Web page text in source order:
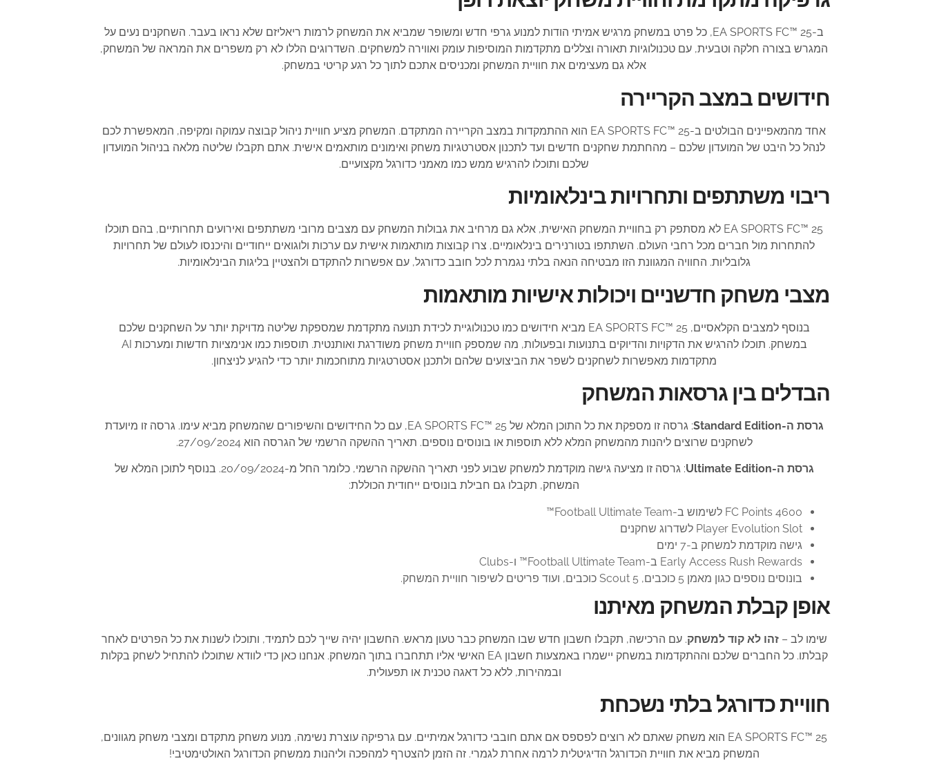
ב-EA SPORTS FC™ 25, כל פרט במשחק מרגיש אמיתי הודות למנוע גרפי חדש ומשופר שמביא את המשחק לרמות ריאליזם שלא נראו בעבר. השחקנים נעים על
המגרש בצורה חלקה וטבעית, עם טכנולוגיות תאורה וצללים מתקדמות המוסיפות עומק ואווירה למשחקים. השדרוגים הללו לא רק משפרים את המראה של המשחק,
אלא גם מעצימים את חוויית המשחק ומכניסים אתכם לתוך כל רגע קריטי במשחק.
חידושים במצב הקריירה
אחד מהמאפיינים הבולטים ב-EA SPORTS FC™ 25 הוא ההתמקדות במצב הקריירה המתקדם. המשחק מציע חוויית ניהול קבוצה עמוקה ומקיפה, המאפשרת לכם
לנהל כל היבט של המועדון שלכם – מהחתמת שחקנים חדשים ועד לתכנון אסטרטגיות משחק ואימונים מותאמים אישית. אתם תקבלו שליטה מלאה בניהול המועדון
שלכם ותוכלו להרגיש ממש כמו מאמני כדורגל מקצועיים.
ריבוי משתתפים ותחרויות בינלאומיות
EA SPORTS FC™ 25 לא מסתפק רק בחוויית המשחק האישית, אלא גם מרחיב את גבולות המשחק עם מצבים מרובי משתתפים ואירועים תחרותיים, בהם תוכלו
להתחרות מול חברים מכל רחבי העולם. השתתפו בטורנירים בינלאומיים, צרו קבוצות מותאמות אישית עם ערכות ולוגואים ייחודיים והיכנסו לעולם של תחרויות
גלובליות. החוויה המגוונת הזו מבטיחה הנאה בלתי נגמרת לכל חובב כדורגל, עם אפשרות להתקדם ולהצטיין בליגות הבינלאומיות.
מצבי משחק חדשניים ויכולות אישיות מותאמות
בנוסף למצבים הקלאסיים, EA SPORTS FC™ 25 מביא חידושים כמו טכנולוגיית לכידת תנועה מתקדמת שמספקת שליטה מדויקת יותר על השחקנים שלכם
במשחק. תוכלו להרגיש את הדקויות והדיוקים בתנועות ובפעולות, מה שמספק חוויית משחק משודרגת ואותנטית. תוספות כמו אנימציות חדשות ומערכות AI
מתקדמות מאפשרות לשחקנים לשפר את הביצועים שלהם ולתכנן אסטרטגיות מתוחכמות יותר כדי להגיע לניצחון.
הבדלים בין גרסאות המשחק
גרסת ה-Standard Edition
: גרסה זו מספקת את כל התוכן המלא של EA SPORTS FC™ 25, עם כל החידושים והשיפורים שהמשחק מביא עימו. גרסה זו מיועדת
לשחקנים שרוצים ליהנות מהמשחק המלא ללא תוספות או בונוסים נוספים. תאריך ההשקה הרשמי של הגרסה הוא 27/09/2024.
גרסת ה-Ultimate Edition
: גרסה זו מציעה גישה מוקדמת למשחק שבוע לפני תאריך ההשקה הרשמי, כלומר החל מ-20/09/2024. בנוסף לתוכן המלא של
המשחק, תקבלו גם חבילת בונוסים ייחודית הכוללת:
4600 FC Points לשימוש ב-Football Ultimate Team™
Player Evolution Slot לשדרוג שחקנים
גישה מוקדמת למשחק ב-7 ימים
Early Access Rush Rewards ב-Football Ultimate Team™ ו-Clubs
בונוסים נוספים כגון מאמן 5 כוכבים, Scout 5 כוכבים, ועוד פריטים לשיפור חוויית המשחק.
אופן קבלת המשחק מאיתנו
שימו לב –זהו לא קוד למשחק. עם הרכישה, תקבלו חשבון חדש שבו המשחק כבר טעון מראש. החשבון יהיה שייך לכם לתמיד, ותוכלו לשנות את כל הפרטים לאחר
קבלתו. כל החברים שלכם וההתקדמות במשחק יישמרו באמצעות חשבון EA האישי אליו תתחברו בתוך המשחק. אנחנו כאן כדי לוודא שתוכלו להתחיל לשחק בקלות
ובמהירות, ללא כל דאגה טכנית או תפעולית.
חוויית כדורגל בלתי נשכחת
EA SPORTS FC™ 25 הוא משחק שאתם לא רוצים לפספס אם אתם חובבי כדורגל אמיתיים. עם גרפיקה עוצרת נשימה, מנוע משחק מתקדם ומצבי משחק מגוונים,
המשחק מביא את חוויית הכדורגל הדיגיטלית לרמה אחרת לגמרי. זה הזמן להצטרף למהפכה וליהנות ממשחק הכדורגל האולטימטיבי!